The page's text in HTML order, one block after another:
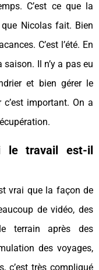
C’est ce que la
Nicolas fait. Bien
C’est l’été. En
Il n’y a pas eu
et bien gérer le
important. On a
le travail est-il
vrai que la façon de
de vidéo, des
terrain après des
des voyages,
c’est très compliqué